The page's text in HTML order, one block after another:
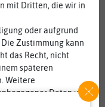
mit Dritten, die wir in
oder aufgrund
Zustimmung kann
das Recht, nicht
späteren
Weitere
Daten und